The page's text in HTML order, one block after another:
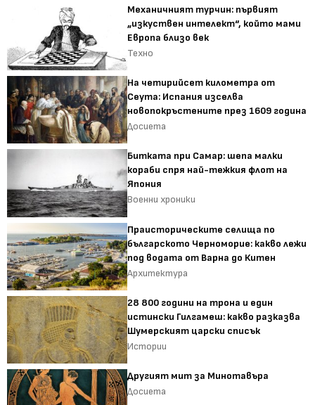
Механичният турчин: първият
„изкуствен интелект“, който мами
Европа близо век
Техно
На четирийсет километра от
Сеута: Испания изселва
новопокръстените през 1609 година
Досиета
Битката при Самар: шепа малки
кораби спря най-тежкия флот на
Япония
Военни хроники
Праисторическите селища по
българското Черноморие: какво лежи
под водата от Варна до Китен
Архитектура
28 800 години на трона и един
истински Гилгамеш: какво разказва
Шумерският царски списък
Истории
Другият мит за Минотавъра
Досиета